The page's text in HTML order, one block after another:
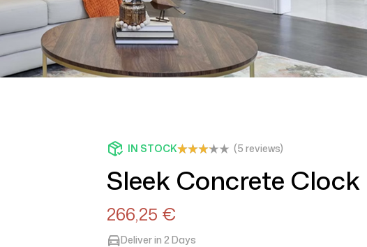
IN STOCK
puanına
dayanar
(5 reviews)
Sleek Concrete Clock
266,25 €
Deliver in 2 Days